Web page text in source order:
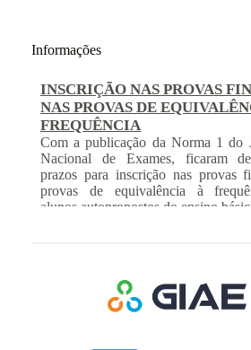
Informações
INSCRIÇÃO NAS PROVAS
NAS PROVAS DE
FREQUÊNCIA
Com a publicação da Norma 1 do
Nacional de Exames, ficaram
prazos para inscrição nas provas
provas de equivalência à
alunos autopropostos do ensino
Nos termos do Artigo 36º da
A/2018, de 3 de Agosto, são
18 de junho de 2026, as pautas de